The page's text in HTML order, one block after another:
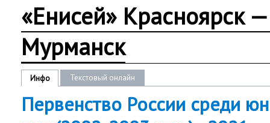
«Енисей» Красноярск
Мурманск
Инфо Текстовый онлайн
Первенство России среди